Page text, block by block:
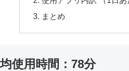
まとめ
使用時間：78分